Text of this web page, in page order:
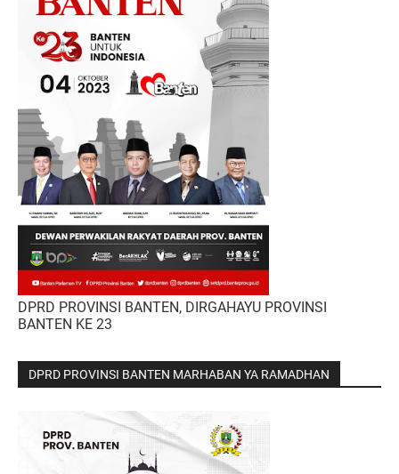
DPRD PROVINSI BANTEN, DIRGAHAYU PROVINSI
BANTEN KE 23
DPRD PROVINSI BANTEN MARHABAN YA RAMADHAN